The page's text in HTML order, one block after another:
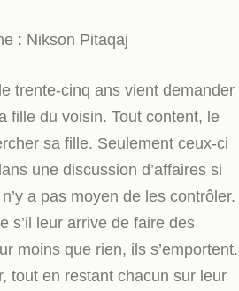
: Nikson Pitaqaj
trente-cinq ans vient demander
fille du voisin. Tout content, le
sa fille. Seulement ceux-ci
une discussion d’affaires si
a pas moyen de les contrôler.
s’il leur arrive de faire des
moins que rien, ils s’emportent.
tout en restant chacun sur leur